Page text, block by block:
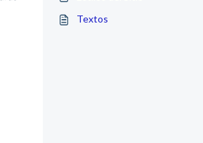
Textos